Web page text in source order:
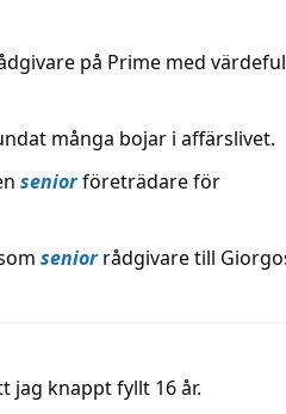
på Prime med
många bojar i affärslivet.
seniorföreträdare för
seniorrådgivare till
jag knappt fyllt 16 år.